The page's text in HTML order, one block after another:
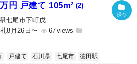
円 戸建て 105m² (2)
七尾市下町戊
8月26日〜
67
戸建て 石川県 七尾市
徳田駅